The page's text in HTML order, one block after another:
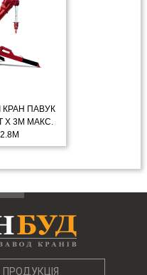
КРАН ПАВУК
X 3М МАКС.
ПРОДУКЦІЯ